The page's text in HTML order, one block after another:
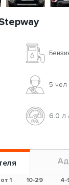
5 чел
6.0 л
от 1
10-29
4-